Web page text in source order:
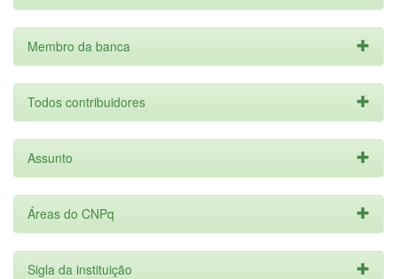
Membro da banca
Todos contribuidores
Assunto
Áreas do CNPq
Sigla da instituição